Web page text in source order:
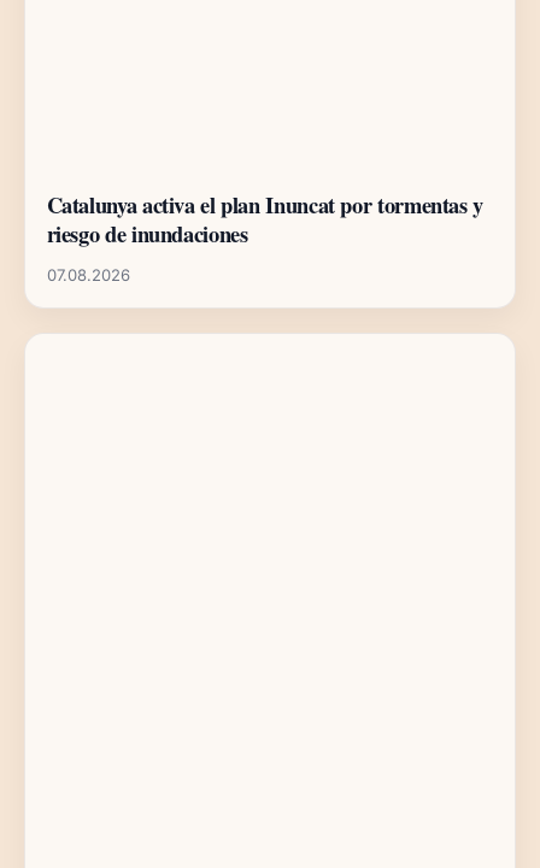
Catalunya activa el plan Inuncat por tormentas y
riesgo de inundaciones
07.08.2026